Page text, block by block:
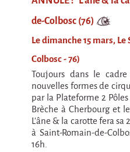
Popcorn 2026
Popcorn - Edition
Edition 2022
Cirque & Mer
C'est quoi ?!
Cirque & Mer
Editions
de-Colbosc (76)
Le dimanche 15 mars,
Colbosc - 76)
Toujours dans le
nouvelles formes de
par la Plateforme 2
Brèche à Cherbourg et
L'âne & la carotte fera sa
à Saint-Romain-de-
16h.